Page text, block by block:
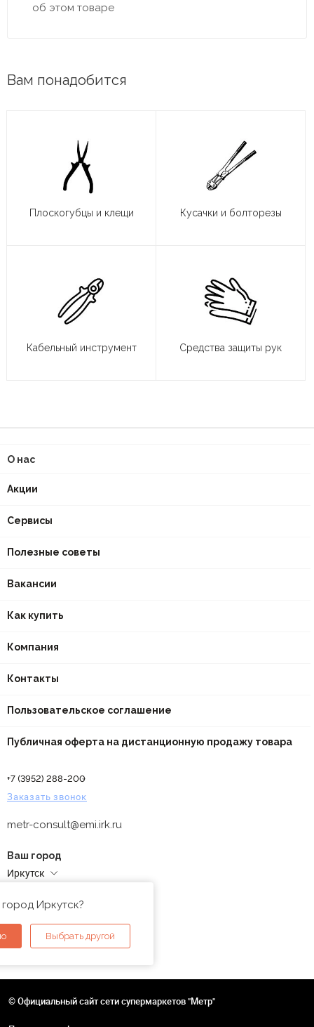
об этом товаре
Вам понадобится
Плоскогубцы и клещи Кусачки и болторезы
Кабельный инструмент Средства защиты рук
О нас
Акции
Сервисы
Полезные советы
Вакансии
Как купить
Компания
Контакты
Пользовательское соглашение
Публичная оферта на дистанционную продажу товара
+7 (3952) 288-200
Заказать звонок
metr-consult@emi.irk.ru
Ваш город
Иркутск
Иркутск?
Выбрать другой
© Официальный сайт сети супермаркетов "Метр"